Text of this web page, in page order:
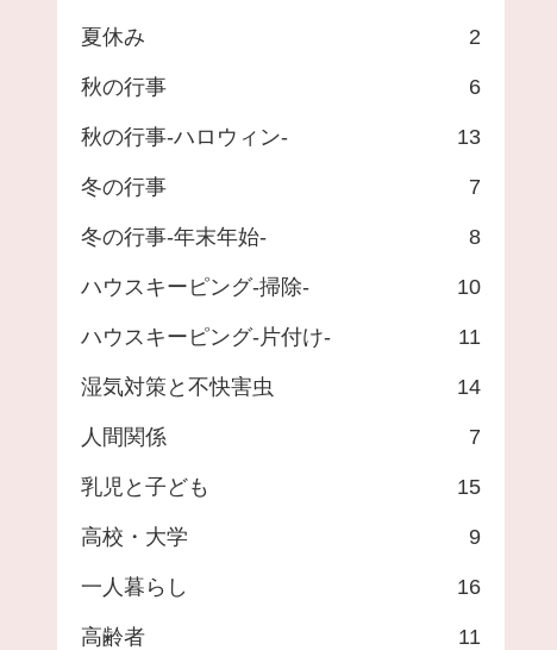
夏休み 2
秋の行事 6
秋の行事-ハロウィン- 13
冬の行事 7
冬の行事-年末年始- 8
ハウスキーピング-掃除- 10
ハウスキーピング-片付け- 11
湿気対策と不快害虫 14
人間関係 7
乳児と子ども 15
高校・大学 9
一人暮らし 16
高齢者 11